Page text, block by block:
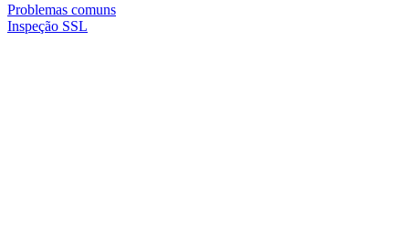
Problemas comuns
Inspeção SSL